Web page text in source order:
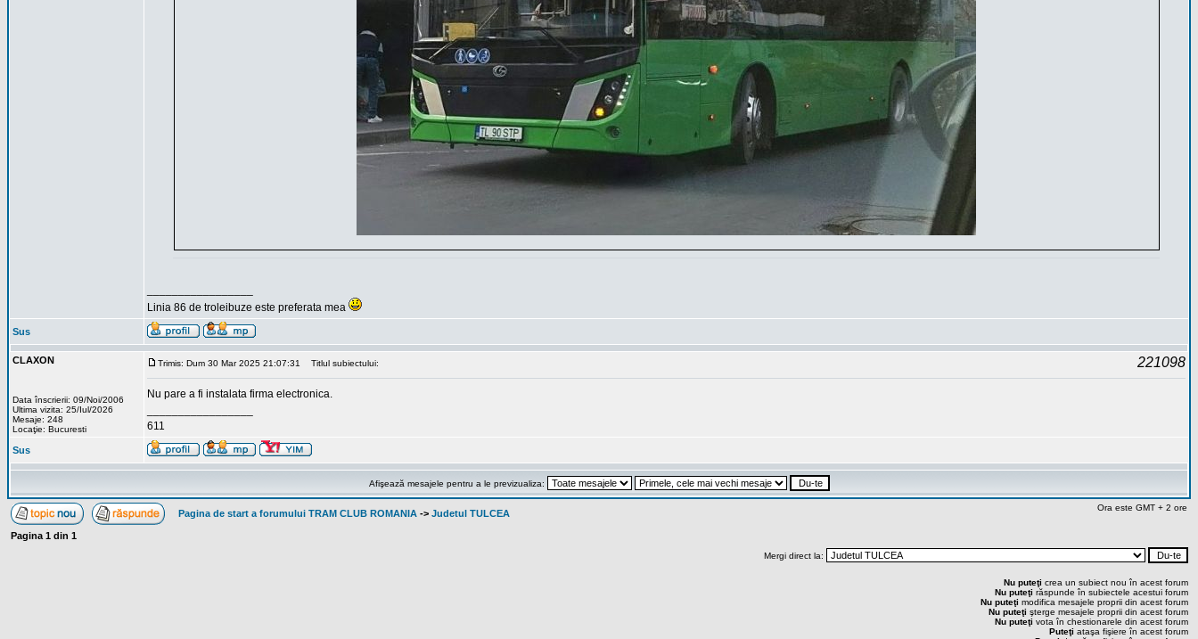
Linia 86 de troleibuze este preferata mea
Sus
CLAXON
Data înscrierii: 09/Noi/2006
Ultima vizita: 25/Iul/2026
Mesaje: 248
Locaţie: Bucuresti
Trimis: Dum 30 Mar 2025 21:07:31 Titlul subiectului: 221098
Nu pare a fi instalata firma electronica.
611
Sus
Afişează mesajele pentru a le previzualiza:
Pagina de start a forumului TRAM CLUB ROMANIA -> Judetul TULCEA
Ora este GMT + 2 ore
Pagina 1 din 1
Mergi direct la:
Nu puteţi crea un subiect nou în acest forum
Nu puteţi răspunde în subiectele acestui forum
Nu puteţi modifica mesajele proprii din acest forum
Nu puteţi şterge mesajele proprii din acest forum
Nu puteţi vota în chestionarele din acest forum
Puteţi ataşa fişiere în acest forum